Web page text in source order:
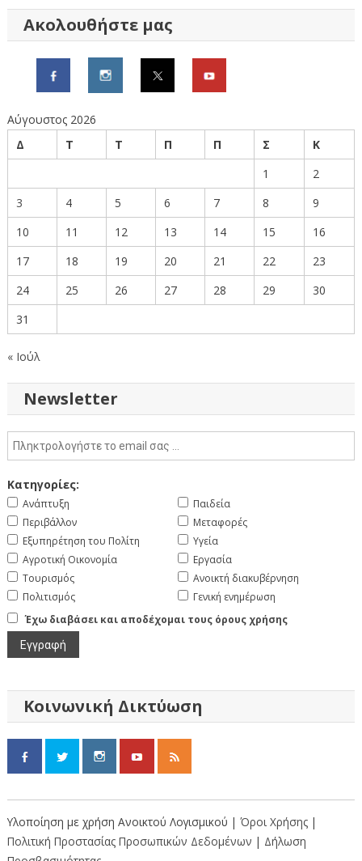
Ακολουθήστε μας
Αύγουστος 2026
Δ
Τ Τ Π Π Σ
Κ
1
2
3
4 5 6 7 8
9
10
11 12 13 14 15
16
17
18 19 20 21 22
23
24
25 26 27 28 29
30
31
« Ιούλ
Newsletter
Κατηγορίες:
Ανάπτυξη
Περιβάλλον
Εξυπηρέτηση του Πολίτη
Αγροτική Οικονομία
Τουρισμός
Πολιτισμός
Παιδεία
Μεταφορές
Υγεία
Εργασία
Ανοικτή διακυβέρνηση
Γενική ενημέρωση
Έχω διαβάσει και αποδέχομαι τους όρους χρήσης
Κοινωνική Δικτύωση
Υλοποίηση με χρήση Ανοικτού Λογισμικού | Όροι Χρήσης |
Πολιτική Προστασίας Προσωπικών Δεδομένων | Δήλωση